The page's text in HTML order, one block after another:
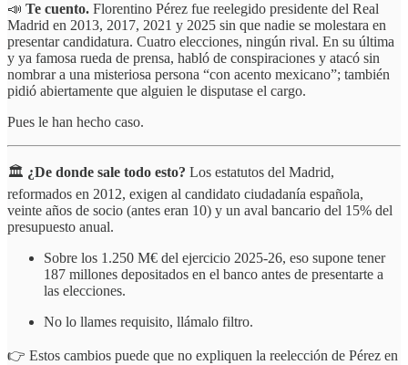
📣 Te cuento. Florentino Pérez fue reelegido presidente del Real
Madrid en 2013, 2017, 2021 y 2025 sin que nadie se molestara en
presentar candidatura. Cuatro elecciones, ningún rival. En su última
y ya famosa rueda de prensa, habló de conspiraciones y atacó sin
nombrar a una misteriosa persona “con acento mexicano”; también
pidió abiertamente que alguien le disputase el cargo.
Pues le han hecho caso.
🏛️ ¿De donde sale todo esto? Los estatutos del Madrid,
reformados en 2012, exigen al candidato ciudadanía española,
veinte años de socio (antes eran 10) y un aval bancario del 15% del
presupuesto anual.
Sobre los 1.250 M€ del ejercicio 2025-26, eso supone tener
187 millones depositados en el banco antes de presentarte a
las elecciones.
No lo llames requisito, llámalo filtro.
👉 Estos cambios puede que no expliquen la reelección de Pérez en